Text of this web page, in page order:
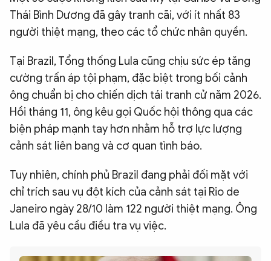
Thái Bình Dương đã gây tranh cãi, với ít nhất 83
người thiệt mạng, theo các tổ chức nhân quyền.
Tại Brazil, Tổng thống Lula cũng chịu sức ép tăng
cường trấn áp tội phạm, đặc biệt trong bối cảnh
ông chuẩn bị cho chiến dịch tái tranh cử năm 2026.
Hồi tháng 11, ông kêu gọi Quốc hội thông qua các
biện pháp mạnh tay hơn nhằm hỗ trợ lực lượng
cảnh sát liên bang và cơ quan tình báo.
Tuy nhiên, chính phủ Brazil đang phải đối mặt với
chỉ trích sau vụ đột kích của cảnh sát tại Rio de
Janeiro ngày 28/10 làm 122 người thiệt mạng. Ông
Lula đã yêu cầu điều tra vụ việc.